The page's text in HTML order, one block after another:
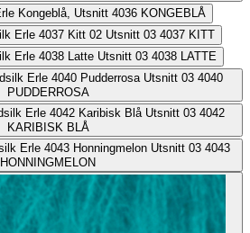
4036 KONGEBLÅ
4037 KITT
4038 LATTE
4040
PUDDERROSA
4042
KARIBISK BLÅ
4043
HONNINGMELON